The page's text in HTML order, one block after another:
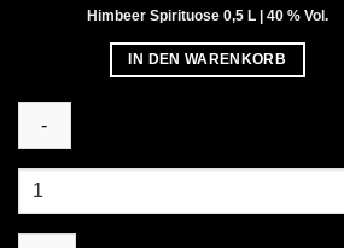
Himbeer Spirituose 0,5 L | 40 % Vol.
IN DEN WARENKORB
Huberts
Menge